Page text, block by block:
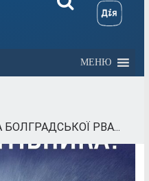
МЕНЮ
РВА...